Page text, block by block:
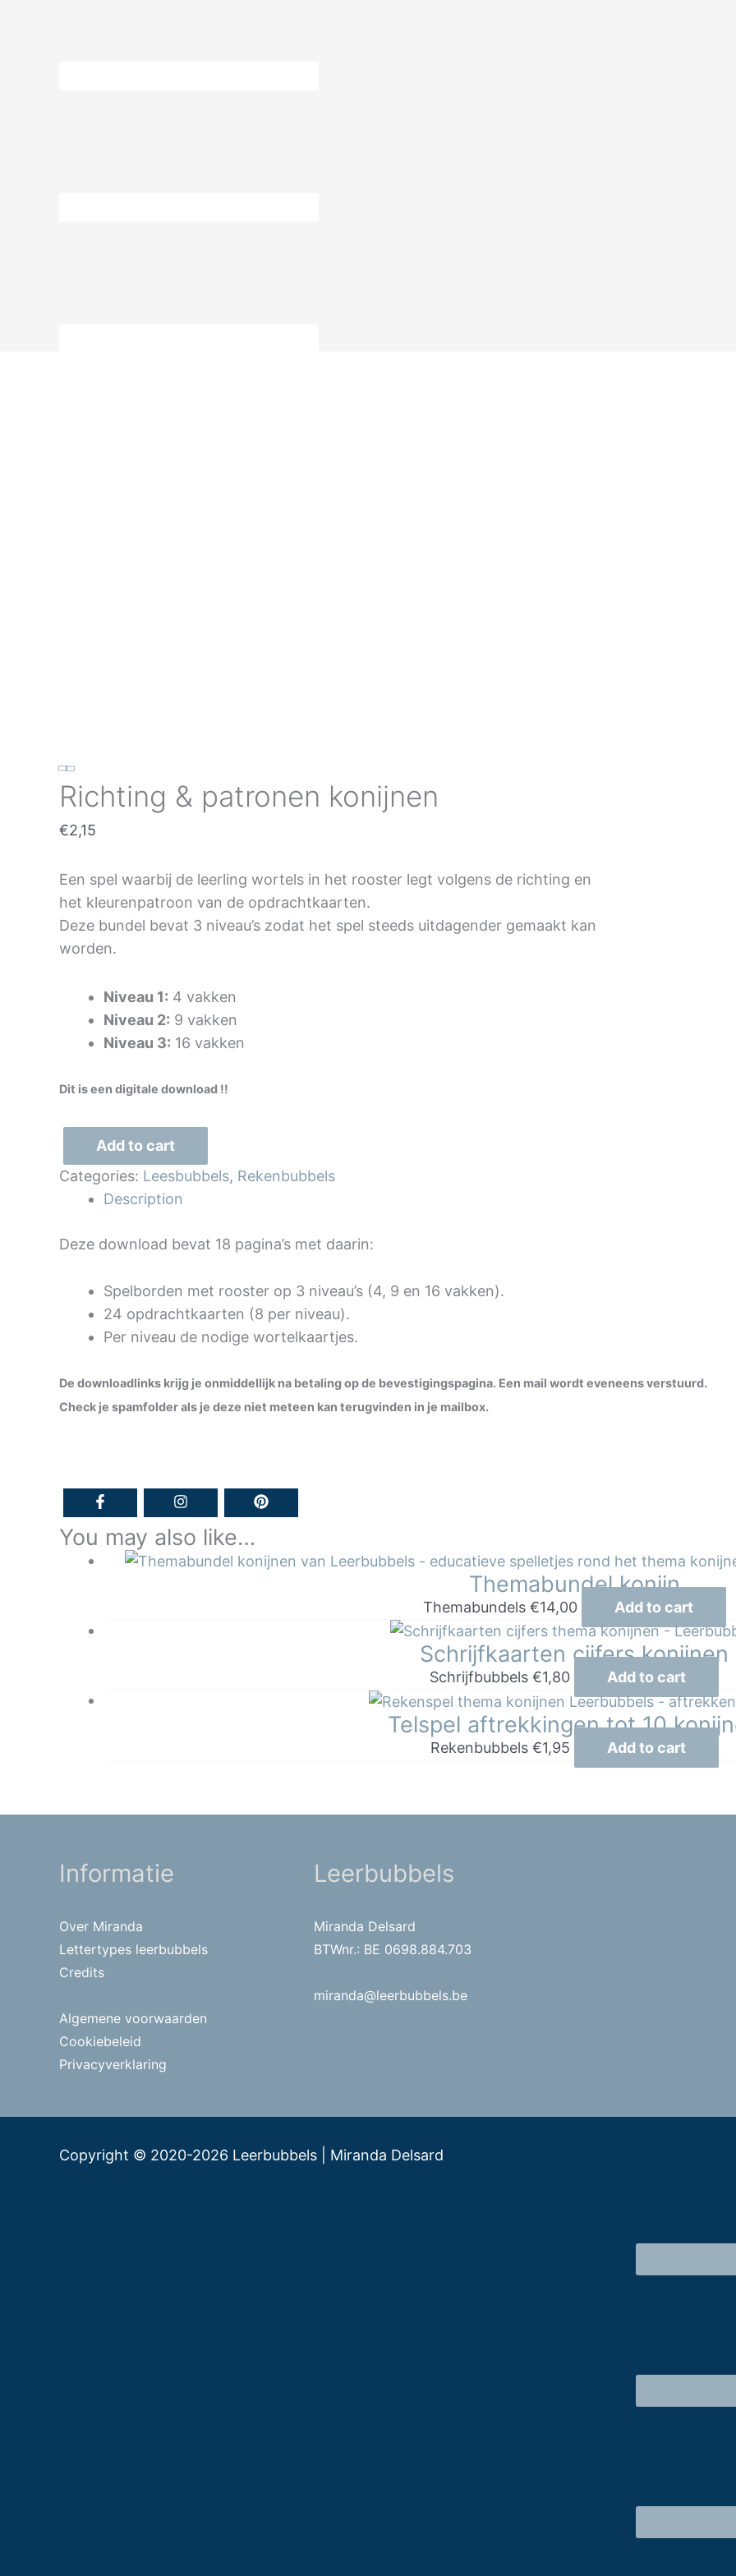
Richting & patronen konijnen
€2,15
Een spel waarbij de leerling wortels in het rooster legt volgens de richting en
het kleurenpatroon van de opdrachtkaarten.
Deze bundel bevat 3 niveau’s zodat het spel steeds uitdagender gemaakt kan
worden.
Niveau 1: 4 vakken
Niveau 2: 9 vakken
Niveau 3: 16 vakken
Dit is een digitale download !!
Richting
&
patronen
quantity
Add to cart
Categories: Leesbubbels, Rekenbubbels
Description
Deze download bevat 18 pagina’s met daarin:
Spelborden met rooster op 3 niveau’s (4, 9 en 16 vakken).
24 opdrachtkaarten (8 per niveau).
Per niveau de nodige wortelkaartjes.
De downloadlinks krijg je onmiddellijk na betaling op de bevestigingspagina. Een mail wordt eveneens verstuurd.
Check je spamfolder als je deze niet meteen kan terugvinden in je mailbox.
SHARE FOLLOW
You may also like…
Themabundel konijn
Themabundels €14,00 Add to cart
Schrijfkaarten cijfers konijnen
Schrijfbubbels €1,80 Add to cart
Telspel aftrekkingen tot 10
Rekenbubbels €1,95 Add to cart
Informatie
Over Miranda
Lettertypes leerbubbels
Credits
Algemene voorwaarden
Cookiebeleid
Privacyverklaring
Leerbubbels
Miranda Delsard
BTWnr.: BE 0698.884.703
miranda@leerbubbels.be
Copyright © 2020-2026 Leerbubbels | Miranda Delsard